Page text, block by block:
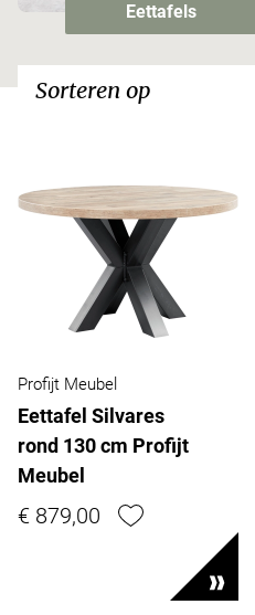
Eettafels
Sorteren op
Profijt Meubel
Eettafel Silvares
rond 130 cm Profijt
Meubel
€ 879,00